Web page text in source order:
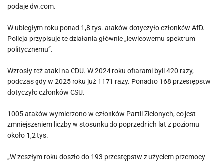
podaje dw.com.
W ubiegłym roku ponad 1,8 tys. ataków dotyczyło członków AfD.
Policja przypisuje te działania głównie „lewicowemu spektrum
politycznemu”.
Wzrosły też ataki na CDU. W 2024 roku ofiarami byli 420 razy,
podczas gdy w 2025 roku już 1171 razy. Ponadto 168 przestępstw
dotyczyło członków CSU.
1005 ataków wymierzono w członków Partii Zielonych, co jest
zmniejszeniem liczby w stosunku do poprzednich lat z poziomu
około 1,2 tys.
„W zeszłym roku doszło do 193 przestępstw z użyciem przemocy